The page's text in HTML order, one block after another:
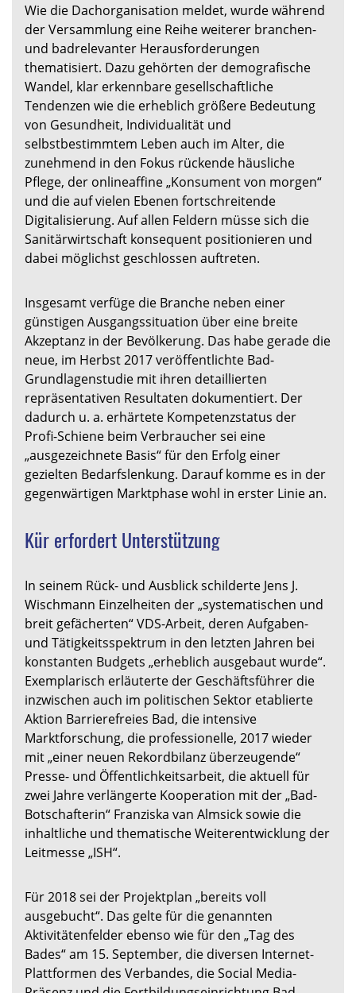
Wie die Dachorganisation meldet, wurde während
der Versammlung eine Reihe weiterer branchen-
und badrelevanter Herausforderungen
thematisiert. Dazu gehörten der demografische
Wandel, klar erkennbare gesellschaftliche
Tendenzen wie die erheblich größere Bedeutung
von Gesundheit, Individualität und
selbstbestimmtem Leben auch im Alter, die
zunehmend in den Fokus rückende häusliche
Pflege, der onlineaffine „Konsument von morgen“
und die auf vielen Ebenen fortschreitende
Digitalisierung. Auf allen Feldern müsse sich die
Sanitärwirtschaft konsequent positionieren und
dabei möglichst geschlossen auftreten.
Insgesamt verfüge die Branche neben einer
günstigen Ausgangssituation über eine breite
Akzeptanz in der Bevölkerung. Das habe gerade die
neue, im Herbst 2017 veröffentlichte Bad-
Grundlagenstudie mit ihren detaillierten
repräsentativen Resultaten dokumentiert. Der
dadurch u. a. erhärtete Kompetenzstatus der
Profi-Schiene beim Verbraucher sei eine
„ausgezeichnete Basis“ für den Erfolg einer
gezielten Bedarfslenkung. Darauf komme es in der
gegenwärtigen Marktphase wohl in erster Linie an.
Kür erfordert Unterstützung
In seinem Rück- und Ausblick schilderte Jens J.
Wischmann Einzelheiten der „systematischen und
breit gefächerten“ VDS-Arbeit, deren Aufgaben-
und Tätigkeitsspektrum in den letzten Jahren bei
konstanten Budgets „erheblich ausgebaut wurde“.
Exemplarisch erläuterte der Geschäftsführer die
inzwischen auch im politischen Sektor etablierte
Aktion Barrierefreies Bad, die intensive
Marktforschung, die professionelle, 2017 wieder
mit „einer neuen Rekordbilanz überzeugende“
Presse- und Öffentlichkeitsarbeit, die aktuell für
zwei Jahre verlängerte Kooperation mit der „Bad-
Botschafterin“ Franziska van Almsick sowie die
inhaltliche und thematische Weiterentwicklung der
Leitmesse „ISH“.
Für 2018 sei der Projektplan „bereits voll
ausgebucht“. Das gelte für die genannten
Aktivitätenfelder ebenso wie für den „Tag des
Bades“ am 15. September, die diversen Internet-
Plattformen des Verbandes, die Social Media-